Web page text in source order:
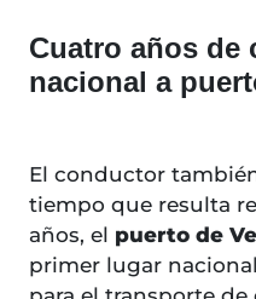
Cuatro años de
nacional a
El conductor
tiempo que resulta
años, el puerto de
primer lugar